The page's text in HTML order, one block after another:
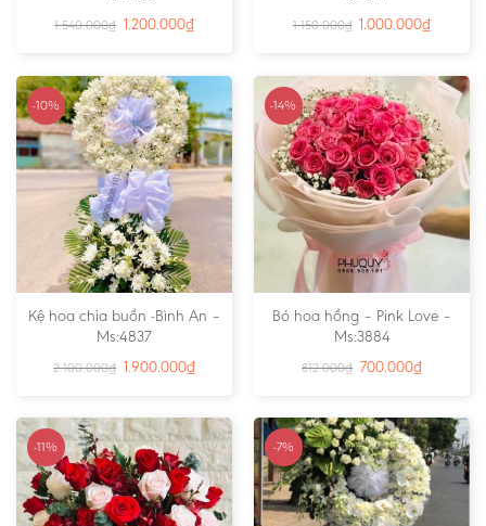
1.540.000₫ 1.200.000₫ 1.150.000₫ 1.000.000₫
-10%
Kệ hoa chia buồn -Bình An –
Ms:4837
2.100.000₫ 1.900.000₫
-14%
Bó hoa hồng – Pink Love –
Ms:3884
812.000₫ 700.000₫
-11% -7%